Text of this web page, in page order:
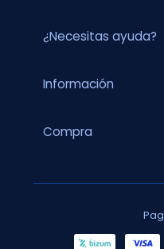
¿Necesitas ayuda?
Información
Compra